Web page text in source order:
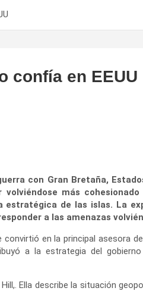
confía en EEUU
con Gran Bretaña,
volviéndose más
estratégica de las islas. La
a las amenazas
convirtió en la principal asesora
a la estrategia del
Ella describe la situación